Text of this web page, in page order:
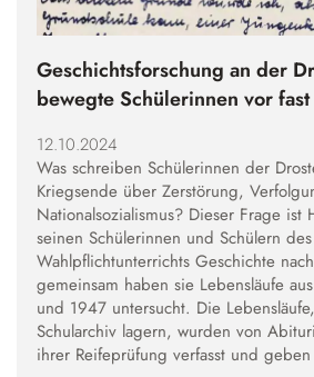
Geschichtsforschung an der
bewegte Schülerinnen vor
12.10.2024
Was schreiben Schülerinnen der
Kriegsende über Zerstörung,
Nationalsozialismus? Dieser Frage ist
seinen Schülerinnen und Schülern des
Wahlpflichtunterrichts Geschichte
gemeinsam haben sie Lebensläufe
und 1947 untersucht. Die
Schularchiv lagern, wurden von
ihrer Reifeprüfung verfasst und